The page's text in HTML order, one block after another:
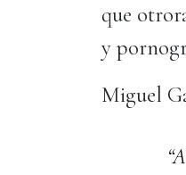
que
y
Miguel